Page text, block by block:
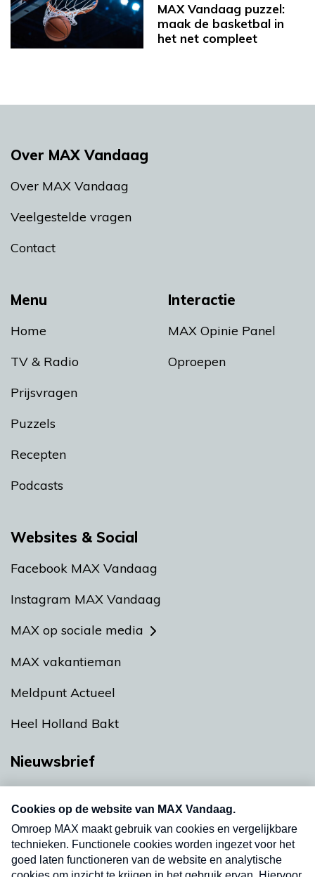
MAX Vandaag puzzel:
maak de basketbal in
het net compleet
Menu
Home
TV & Radio
Prijsvragen
Puzzels
Recepten
Podcasts
Interactie
MAX Opinie Panel
Oproepen
Over MAX Vandaag
Over MAX Vandaag
Veelgestelde vragen
Contact
Websites & Social
Facebook MAX Vandaag
Instagram MAX Vandaag
MAX op sociale media
MAX vakantieman
Meldpunt Actueel
Heel Holland Bakt
Nieuwsbrief
nieuwsbrief. Elke vrijdag- en dinsdagochtend in
uw mailbox.
Verzend